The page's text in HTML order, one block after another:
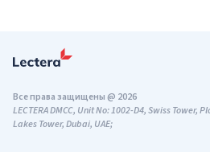
Все права защищены @ 2026
LECTERA DMCC, Unit No: 1002-D4, Swiss Tower,
Lakes Tower, Dubai, UAE;